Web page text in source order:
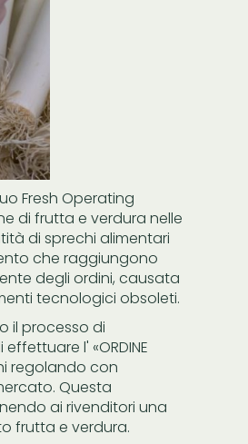
Fresh Operating
di frutta e verdura nelle
di sprechi alimentari
che raggiungono
degli ordini, causata
tecnologici obsoleti.
il processo di
l' «ORDINE
regolando con
Questa
ai rivenditori una
frutta e verdura.